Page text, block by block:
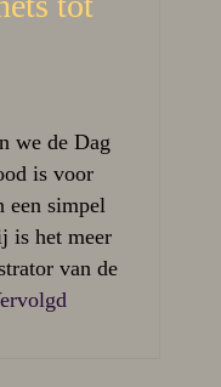
we de Dag
is voor
een simpel
is het meer
van de